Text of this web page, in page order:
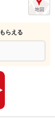
もらえる